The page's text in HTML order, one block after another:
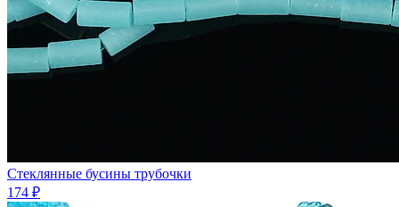
Стеклянные бусины трубочки
174 ₽